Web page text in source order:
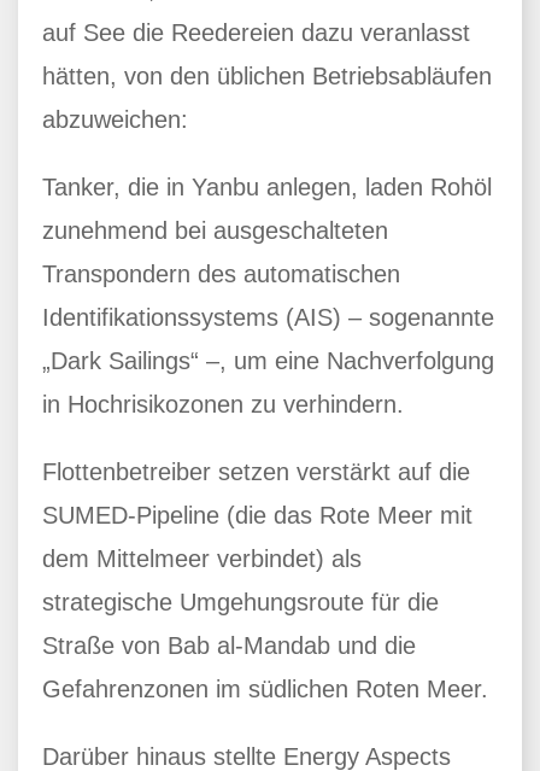
auf See die Reedereien dazu veranlasst
hätten, von den üblichen Betriebsabläufen
abzuweichen:
Tanker, die in Yanbu anlegen, laden Rohöl
zunehmend bei ausgeschalteten
Transpondern des automatischen
Identifikationssystems (AIS) – sogenannte
„Dark Sailings“ –, um eine Nachverfolgung
in Hochrisikozonen zu verhindern.
Flottenbetreiber setzen verstärkt auf die
SUMED-Pipeline (die das Rote Meer mit
dem Mittelmeer verbindet) als
strategische Umgehungsroute für die
Straße von Bab al-Mandab und die
Gefahrenzonen im südlichen Roten Meer.
Darüber hinaus stellte Energy Aspects